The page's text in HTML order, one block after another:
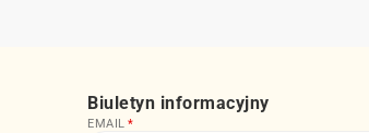
Biuletyn informacyjny
EMAIL *